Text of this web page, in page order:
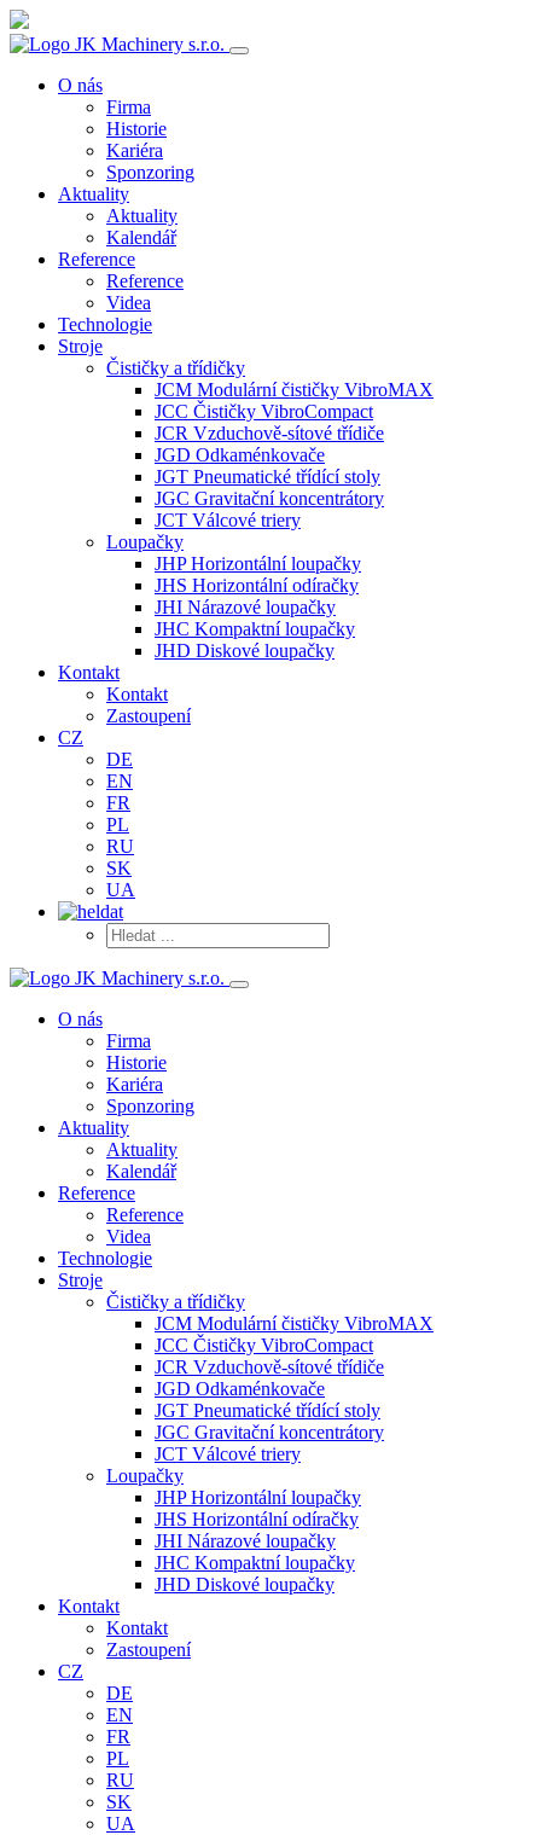
O nás
Firma
Historie
Kariéra
Sponzoring
Aktuality
Aktuality
Kalendář
Reference
Reference
Videa
Technologie
Stroje
Čističky a třídičky
JCM Modulární čističky VibroMAX
JCC Čističky VibroCompact
JCR Vzduchově-sítové třídiče
JGD Odkaménkovače
JGT Pneumatické třídící stoly
JGC Gravitační koncentrátory
JCT Válcové triery
Loupačky
JHP Horizontální loupačky
JHS Horizontální odíračky
JHI Nárazové loupačky
JHC Kompaktní loupačky
JHD Diskové loupačky
Kontakt
Kontakt
Zastoupení
CZ
DE
EN
FR
PL
RU
SK
UA
O nás
Firma
Historie
Kariéra
Sponzoring
Aktuality
Aktuality
Kalendář
Reference
Reference
Videa
Technologie
Stroje
Čističky a třídičky
JCM Modulární čističky VibroMAX
JCC Čističky VibroCompact
JCR Vzduchově-sítové třídiče
JGD Odkaménkovače
JGT Pneumatické třídící stoly
JGC Gravitační koncentrátory
JCT Válcové triery
Loupačky
JHP Horizontální loupačky
JHS Horizontální odíračky
JHI Nárazové loupačky
JHC Kompaktní loupačky
JHD Diskové loupačky
Kontakt
Kontakt
Zastoupení
CZ
DE
EN
FR
PL
RU
SK
UA